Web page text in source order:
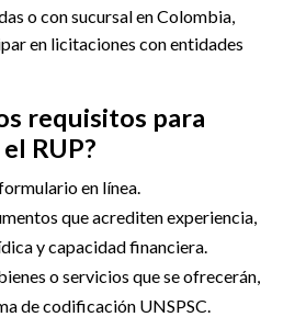
o con sucursal en Colombia,
en licitaciones con entidades
requisitos para
RUP?
en línea.
que acrediten experiencia,
y capacidad financiera.
o servicios que se ofrecerán,
de codificación UNSPSC.